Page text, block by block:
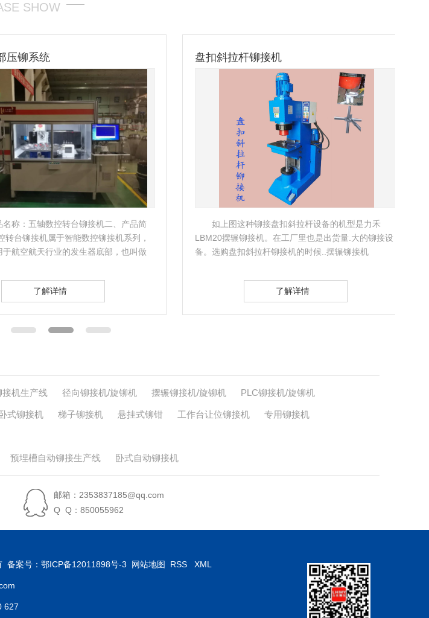
SHOW
统
轴数控转台铆接机二、产品简
接机属于智能数控铆接机系列，
天行业的发生器底部，也叫做
了解详情
盘扣斜拉杆铆接机
如上图这种铆接盘扣斜拉杆设备的机型是力禾
LBM20摆辗铆接机。在工厂里也是出货量.大的铆接设
备。选购盘扣斜拉杆铆接机的时候..摆辗铆接机
了解详情
接机生产线 径向铆接机/旋铆机 摆辗铆接机/旋铆机 PLC铆接机/旋铆机
式铆接机 梯子铆接机 悬挂式铆钳 工作台让位铆接机 专用铆接机
预埋槽自动铆接生产线 卧式自动铆接机
邮箱：2353837185@qq.com
Q Q：850055962
备案号： 鄂ICP备12011898号-3 网站地图 RSS XML
627